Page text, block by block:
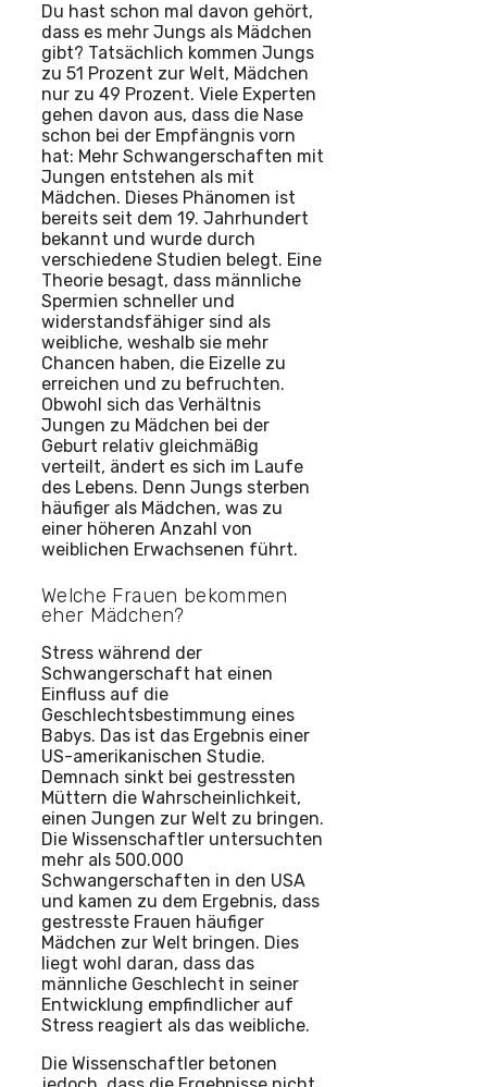
Du hast schon mal davon gehört,
dass es mehr Jungs als Mädchen
gibt? Tatsächlich kommen Jungs
zu 51 Prozent zur Welt, Mädchen
nur zu 49 Prozent. Viele Experten
gehen davon aus, dass die Nase
schon bei der Empfängnis vorn
hat: Mehr Schwangerschaften mit
Jungen entstehen als mit
Mädchen. Dieses Phänomen ist
bereits seit dem 19. Jahrhundert
bekannt und wurde durch
verschiedene Studien belegt. Eine
Theorie besagt, dass männliche
Spermien schneller und
widerstandsfähiger sind als
weibliche, weshalb sie mehr
Chancen haben, die Eizelle zu
erreichen und zu befruchten.
Obwohl sich das Verhältnis
Jungen zu Mädchen bei der
Geburt relativ gleichmäßig
verteilt, ändert es sich im Laufe
des Lebens. Denn Jungs sterben
häufiger als Mädchen, was zu
einer höheren Anzahl von
weiblichen Erwachsenen führt.
Welche Frauen bekommen
eher Mädchen?
Stress während der
Schwangerschaft hat einen
Einfluss auf die
Geschlechtsbestimmung eines
Babys. Das ist das Ergebnis einer
US-amerikanischen Studie.
Demnach sinkt bei gestressten
Müttern die Wahrscheinlichkeit,
einen Jungen zur Welt zu bringen.
Die Wissenschaftler untersuchten
mehr als 500.000
Schwangerschaften in den USA
und kamen zu dem Ergebnis, dass
gestresste Frauen häufiger
Mädchen zur Welt bringen. Dies
liegt wohl daran, dass das
männliche Geschlecht in seiner
Entwicklung empfindlicher auf
Stress reagiert als das weibliche.
Die Wissenschaftler betonen